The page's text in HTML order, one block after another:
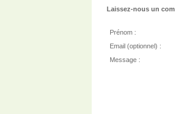
Laissez-nous un
Prénom :
Email (optionnel) :
Message :